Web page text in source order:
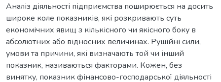
Аналіз діяльності підприємства поширюється на досить
широке коле показників, які розкривають суть
економічних явищ з кількісного чи якісного боку в
абсолютних або відносних величинах. Рушійні сили,
умови та причини, які визначають той чи інший
показник, називаються факторами. Кожен, без
винятку, показник фінансово-господарської діяльності